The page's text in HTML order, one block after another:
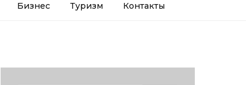
Бизнес Туризм Контакты